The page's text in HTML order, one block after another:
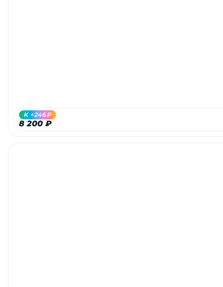
8 200 ₽
K +246₽